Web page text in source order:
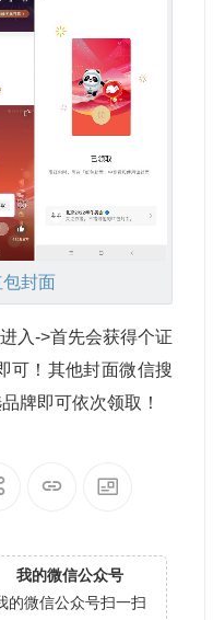
包封面
入->首先会获得个证
可！其他封面微信搜
牌即可依次领取！
我的微信公众号
的微信公众号扫一扫